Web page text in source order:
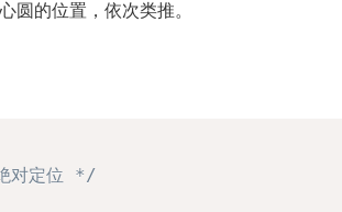
圆的位置，依次类推。
对定位 */